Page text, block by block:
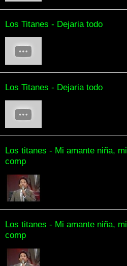
Los Titanes - Dejaria todo
Los Titanes - Dejaria todo
Los titanes - Mi amante niña, mi
comp
Los titanes - Mi amante niña, mi
comp